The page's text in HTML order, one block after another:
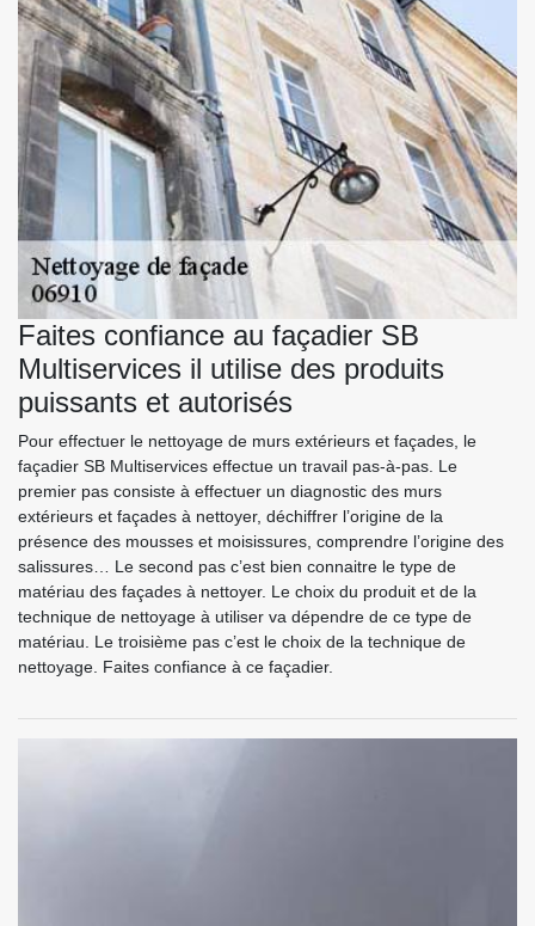
Faites confiance au façadier SB
Multiservices il utilise des produits
puissants et autorisés
Pour effectuer le nettoyage de murs extérieurs et façades, le
façadier SB Multiservices effectue un travail pas-à-pas. Le
premier pas consiste à effectuer un diagnostic des murs
extérieurs et façades à nettoyer, déchiffrer l’origine de la
présence des mousses et moisissures, comprendre l’origine des
salissures… Le second pas c’est bien connaitre le type de
matériau des façades à nettoyer. Le choix du produit et de la
technique de nettoyage à utiliser va dépendre de ce type de
matériau. Le troisième pas c’est le choix de la technique de
nettoyage. Faites confiance à ce façadier.